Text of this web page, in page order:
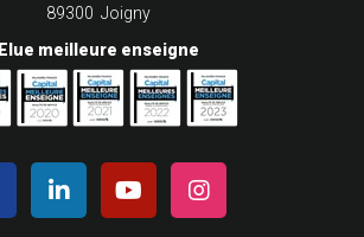
89300 Joigny
Elue meilleure enseigne